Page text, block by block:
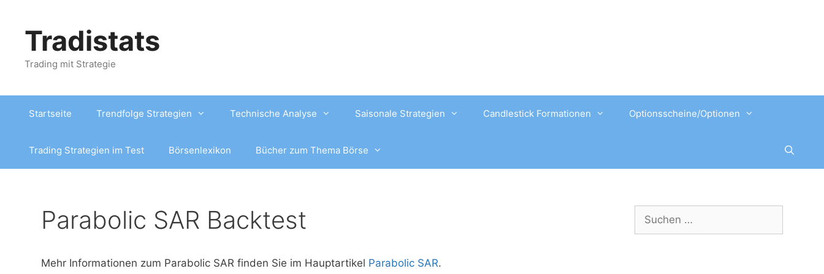
springenTradistats
Trading mit Strategie
Startseite Trendfolge Strategien Technische Analyse Saisonale Strategien Candlestick Formationen Optionsscheine/Optionen
Trading Strategien im Test Börsenlexikon Bücher zum Thema Börse
Parabolic SAR Backtest
Mehr Informationen zum Parabolic SAR finden Sie im Hauptartikel Parabolic SAR.
Suchen
nach: